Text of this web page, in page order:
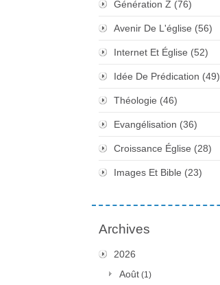
Génération Z (76)
Avenir De L'église (56)
Internet Et Église (52)
Idée De Prédication (49)
Théologie (46)
Evangélisation (36)
Croissance Église (28)
Images Et Bible (23)
Archives
2026
Août (1)